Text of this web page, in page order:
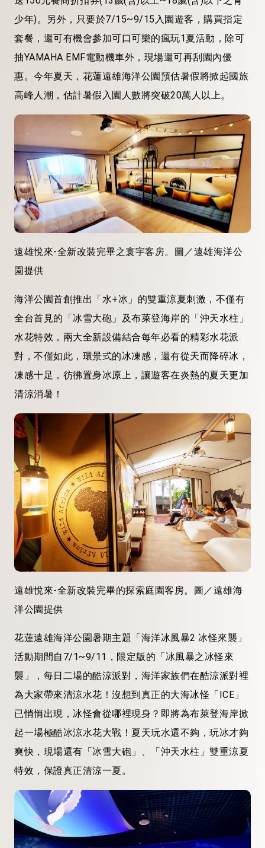
少年)。另外，只要於7/15~9/15入園遊客，購買指定
套餐，還可有機會參加可口可樂的瘋玩1夏活動，除可
抽YAMAHA EMF電動機車外，現場還可再刮園內優
惠。今年夏天，花蓮遠雄海洋公園預估暑假將掀起國旅
高峰人潮，估計暑假入園人數將突破20萬人以上。
遠雄悅來-全新改裝完畢之寰宇客房。圖／遠雄海洋公
園提供
海洋公園首創推出「水+冰」的雙重涼夏刺激，不僅有
全台首見的「冰雪大砲」及布萊登海岸的「沖天水柱」
水花特效，兩大全新設備結合每年必看的精彩水花派
對，不僅如此，環景式的冰凍感，還有從天而降碎冰，
凍感十足，彷彿置身冰原上，讓遊客在炎熱的夏天更加
清涼消暑！
遠雄悅來-全新改裝完畢的探索庭園客房。
圖／遠雄海
洋公園提供
花蓮遠雄海洋公園暑期主題「海洋冰風暴2 冰怪來襲」
活動期間自7/1~9/11，限定版的「冰風暴之冰怪來
襲」，每日二場的酷涼派對，海洋家族們在酷涼派對裡
為大家帶來清涼水花！沒想到真正的大海冰怪「ICE」
已悄悄出現，冰怪會從哪裡現身？即將為布萊登海岸掀
起一場極酷冰涼水花大戰！夏天玩水還不夠，玩冰才夠
爽快，現場還有「冰雪大砲」、「沖天水柱」雙重涼夏
特效，保證真正清涼一夏。